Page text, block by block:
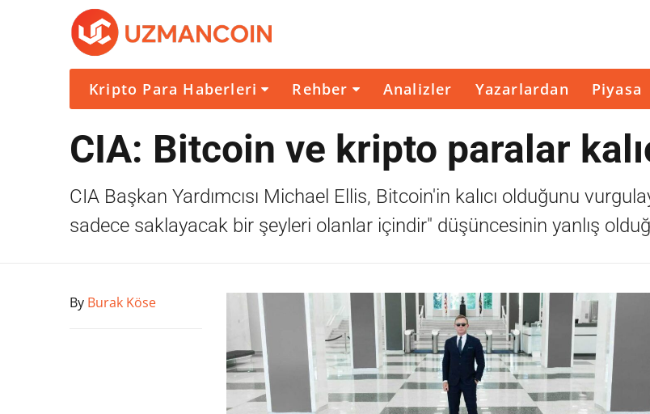
Kripto Para Haberleri Rehber Analizler Yazarlardan Piyasa
CIA: Bitcoin ve kripto paralar
CIA Başkan Yardımcısı Michael Ellis, Bitcoin'in kalıcı olduğunu
sadece saklayacak bir şeyleri olanlar içindir" düşüncesinin yanlış
By Burak Köse